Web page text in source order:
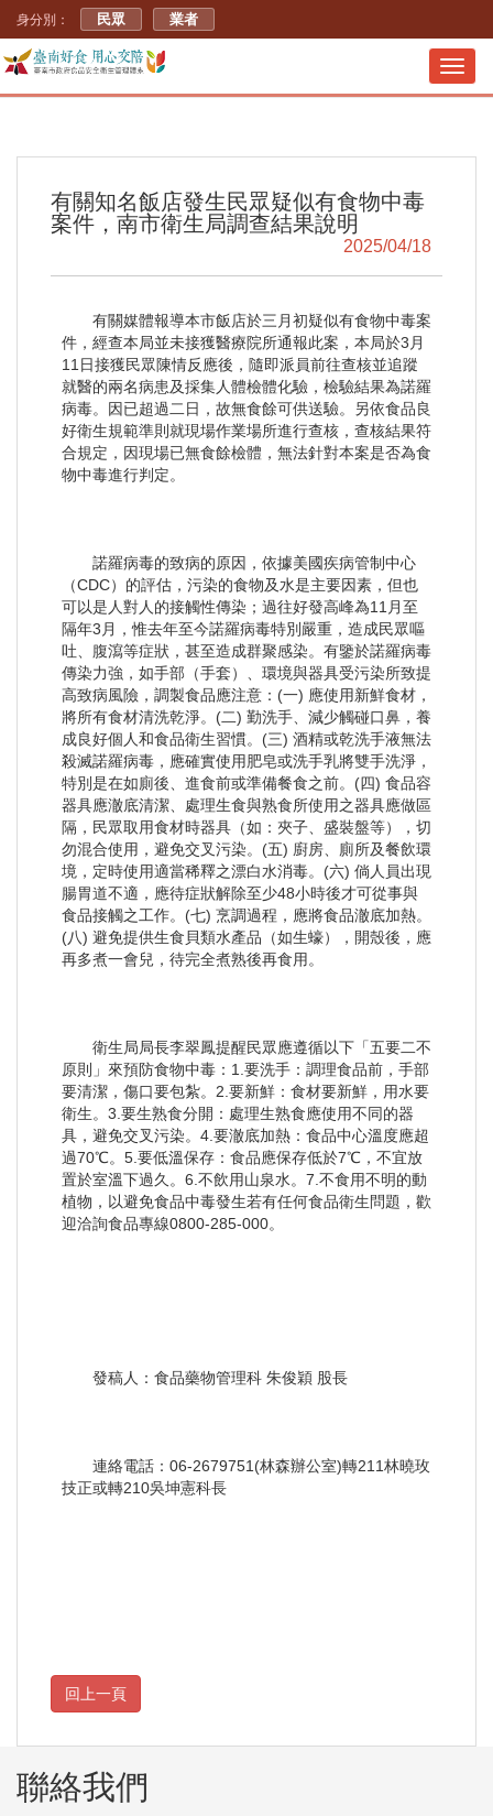
身分別： 民眾 業者
有關知名飯店發生民眾疑似有食物中毒
案件，南市衛生局調查結果說明
2025/04/18
有關媒體報導本市飯店於三月初疑似有食物中毒案
件，經查本局並未接獲醫療院所通報此案，本局於3月
11日接獲民眾陳情反應後，隨即派員前往查核並追蹤
就醫的兩名病患及採集人體檢體化驗，檢驗結果為諾羅
病毒。因已超過二日，故無食餘可供送驗。另依食品良
好衛生規範準則就現場作業場所進行查核，查核結果符
合規定，因現場已無食餘檢體，無法針對本案是否為食
物中毒進行判定。
諾羅病毒的致病的原因，依據美國疾病管制中心
（CDC）的評估，污染的食物及水是主要因素，但也
可以是人對人的接觸性傳染；過往好發高峰為11月至
隔年3月，惟去年至今諾羅病毒特別嚴重，造成民眾嘔
吐、腹瀉等症狀，甚至造成群聚感染。有鑒於諾羅病毒
傳染力強，如手部（手套）、環境與器具受污染所致提
高致病風險，調製食品應注意：(一) 應使用新鮮食材，
將所有食材清洗乾淨。(二) 勤洗手、減少觸碰口鼻，養
成良好個人和食品衛生習慣。(三) 酒精或乾洗手液無法
殺滅諾羅病毒，應確實使用肥皂或洗手乳將雙手洗淨，
特別是在如廁後、進食前或準備餐食之前。(四) 食品容
器具應澈底清潔、處理生食與熟食所使用之器具應做區
隔，民眾取用食材時器具（如：夾子、盛裝盤等），切
勿混合使用，避免交叉污染。(五) 廚房、廁所及餐飲環
境，定時使用適當稀釋之漂白水消毒。(六) 倘人員出現
腸胃道不適，應待症狀解除至少48小時後才可從事與
食品接觸之工作。(七) 烹調過程，應將食品澈底加熱。
(八) 避免提供生食貝類水產品（如生蠔），開殼後，應
再多煮一會兒，待完全煮熟後再食用。
衛生局局長李翠鳳提醒民眾應遵循以下「五要二不
原則」來預防食物中毒：1.要洗手：調理食品前，手部
要清潔，傷口要包紮。2.要新鮮：食材要新鮮，用水要
衛生。3.要生熟食分開：處理生熟食應使用不同的器
具，避免交叉污染。4.要澈底加熱：食品中心溫度應超
過70℃。5.要低溫保存：食品應保存低於7℃，不宜放
置於室溫下過久。6.不飲用山泉水。7.不食用不明的動
植物，以避免食品中毒發生若有任何食品衛生問題，歡
迎洽詢食品專線0800-285-000。
發稿人：食品藥物管理科 朱俊穎 股長
連絡電話：06-2679751(林森辦公室)轉211林曉玫
技正或轉210吳坤憲科長
聯絡我們